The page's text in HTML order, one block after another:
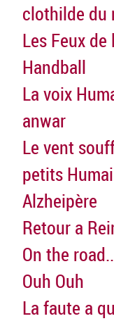
clothilde du
Les Feux de
Handball
La voix
anwar
Le vent
petits
Alzheipère
Retour a
On the
Ouh Ouh
La faute a